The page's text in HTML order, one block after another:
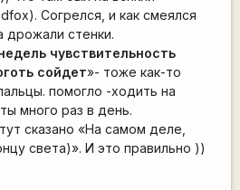
Согрелся, и как смеялся
дрожали стенки.
чувствительность
сойдет»- тоже как-то
помогло -ходить на
много раз в день.
сказано «На самом деле,
света)». И это правильно ))